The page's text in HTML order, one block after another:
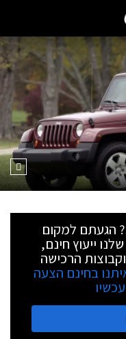
הגעתם למקום
ייעוץ חינם,
הרכישה
בחינם הצעה